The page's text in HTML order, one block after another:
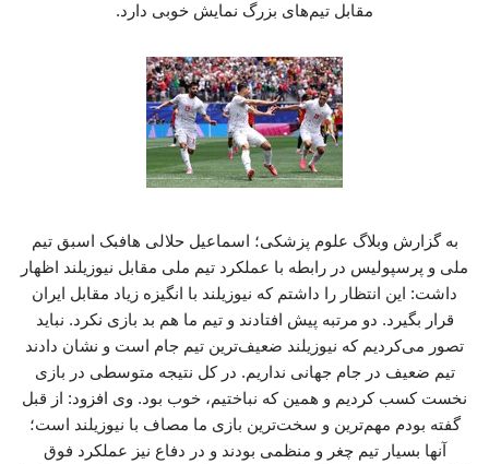
مقابل تیم‌های بزرگ نمایش خوبی دارد.
به گزارش وبلاگ علوم پزشکی؛ اسماعیل حلالی هافبک اسبق تیم
ملی و پرسپولیس در رابطه با عملکرد تیم ملی مقابل نیوزیلند اظهار
داشت: این انتظار را داشتم که نیوزیلند با انگیزه زیاد مقابل ایران
قرار بگیرد. دو مرتبه پیش افتادند و تیم ما هم بد بازی نکرد. نباید
تصور می‌کردیم که نیوزیلند ضعیف‌ترین تیم جام است و نشان دادند
تیم ضعیف در جام جهانی نداریم. در کل نتیجه متوسطی در بازی
نخست کسب کردیم و همین که نباختیم، خوب بود. وی افزود: از قبل
گفته بودم مهم‌ترین و سخت‌ترین بازی ما مصاف با نیوزیلند است؛
آنها بسیار تیم چغر و منظمی بودند و در دفاع نیز عملکرد فوق